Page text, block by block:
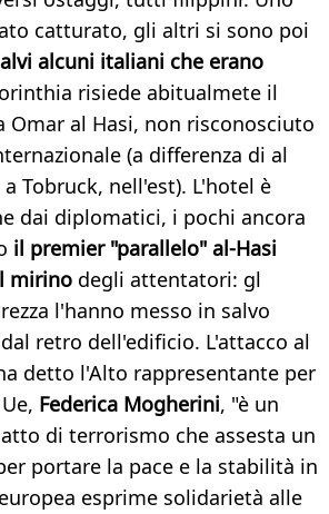
catturato, gli altri si sono poi
alcuni italiani che erano
risiede abitualmete il
Omar al Hasi, non risconosciuto
(a differenza di al
Tobruck, nell'est). L'hotel è
dai diplomatici, i pochi ancora
il premier "parallelo" al-Hasi
mirino degli attentatori: gl
l'hanno messo in salvo
retro dell'edificio. L'attacco al
detto l'Alto rappresentante per
Federica Mogherini, "è un
di terrorismo che assesta un
portare la pace e la stabilità in
esprime solidarietà alle